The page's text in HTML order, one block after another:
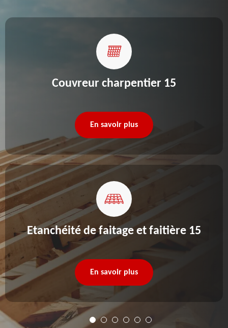
Couvreur charpentier 15
En savoir plus
Etanchéité de faitage et faitière 15
En savoir plus